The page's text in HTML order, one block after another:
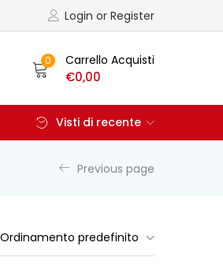
Login or Register
0 Carrello Acquisti
€0,00
Visti di recente
Previous page
Ordinamento predefinito